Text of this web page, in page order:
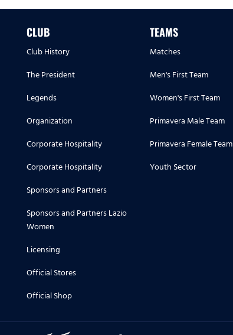
CLUB
Club History
The President
Legends
Organization
Corporate Hospitality
Corporate Hospitality
Sponsors and Partners
Sponsors and Partners Lazio
Women
Licensing
Official Stores
Official Shop
TEAMS
Matches
Men's First Team
Women's First Team
Primavera Male Team
Primavera Female Team
Youth Sector